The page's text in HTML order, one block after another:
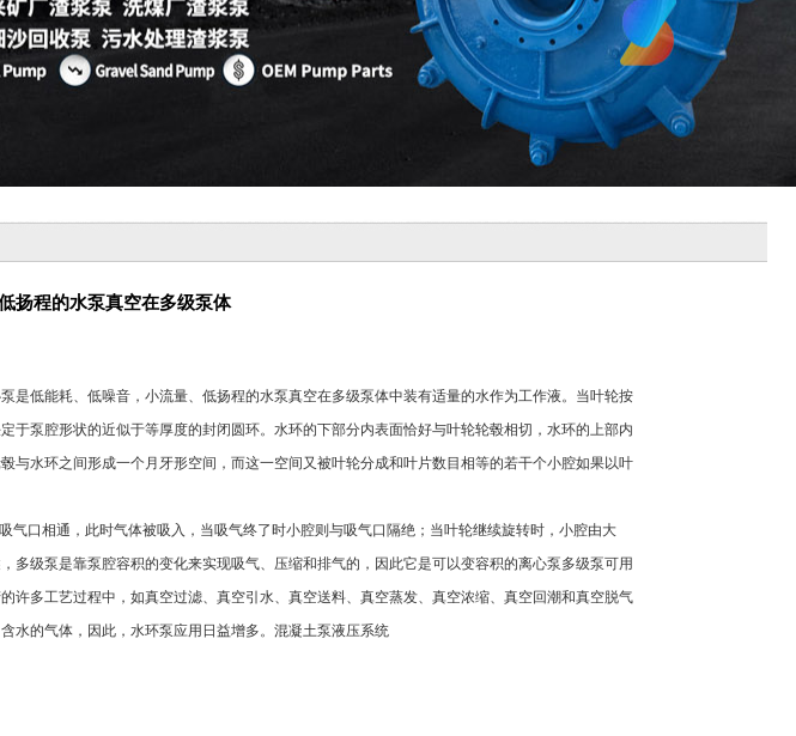
扬程的水泵真空在多级泵体
是低能耗、低噪音，小流量、低扬程的水泵真空在多级泵体中装有适量的水作为工作液。当叶轮按
于泵腔形状的近似于等厚度的封闭圆环。水环的下部分内表面恰好与叶轮轮毂相切，水环的上部内
与水环之间形成一个月牙形空间，而这一空间又被叶轮分成和叶片数目相等的若干个小腔如果以叶
气口相通，此时气体被吸入，当吸气终了时小腔则与吸气口隔绝；当叶轮继续旋转时，小腔由大
级泵是靠泵腔容积的变化来实现吸气、压缩和排气的，因此它是可以变容积的离心泵多级泵可用
许多工艺过程中，如真空过滤、真空引水、真空送料、真空蒸发、真空浓缩、真空回潮和真空脱气
水的气体，因此，水环泵应用日益增多。混凝土泵液压系统